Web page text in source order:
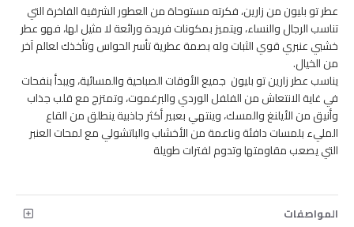
عطر تو بليون من زارين، فكرته مستوحاة من العطور الشرقية الفاخرة التي
تناسب الرجال والنساء، ويتميز بمكونات فريدة ورائعة لا مثيل لها، فهو عطر
خشبي عنبري قوي الثبات وله بصمة عطرية تأسر الحواس وتأخذك لعالم آخر
من الخيال.
يناسب عطر زارين تو بليون جميع الأوقات الصباحية والمسائية، ويبدأ بنفحات
في غاية الانتعاش من الفلفل الوردي والبرغموت، وتمتزج مع قلب جذاب
وأنيق من الأيلنغ والمسك، وينتهي بعبير أكثر جاذبية ينطلق من القاع
المليء بلمسات دافئة وناعمة من الأخشاب والباتشولي مع لمحات العنبر
التي يصعب مقاومتها وتدوم لفترات طويلة
المواصفات